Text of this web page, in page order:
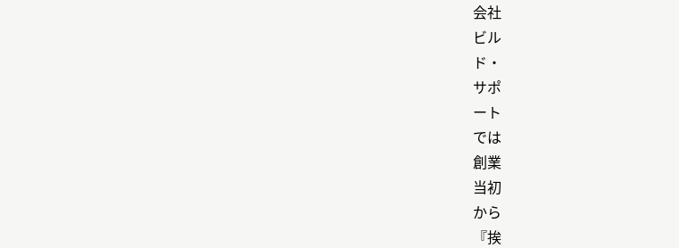
会社
ビル
ド・
サポ
ート
では
創業
当初
から
『挨